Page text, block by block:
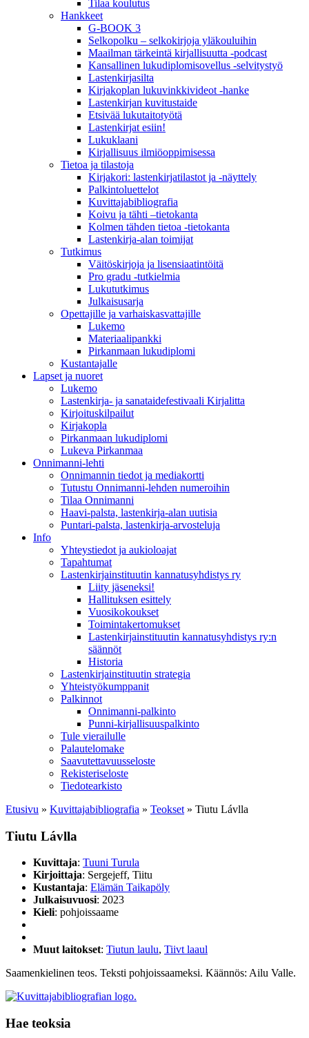
Tilaa koulutus
Hankkeet
G-BOOK 3
Selkopolku – selkokirjoja yläkouluihin
Maailman tärkeintä kirjallisuutta -podcast
Kansallinen lukudiplomisovellus -selvitystyö
Lastenkirjasilta
Kirjakoplan lukuvinkkivideot -hanke
Lastenkirjan kuvitustaide
Etsivää lukutaitotyötä
Lastenkirjat esiin!
Lukuklaani
Kirjallisuus ilmiöoppimisessa
Tietoa ja tilastoja
Kirjakori: lastenkirjatilastot ja -näyttely
Palkintoluettelot
Kuvittaja­bibliografia
Koivu ja tähti –tietokanta
Kolmen tähden tietoa -tietokanta
Lastenkirja-alan toimijat
Tutkimus
Väitöskirjoja ja lisensiaatintöitä
Pro gradu -tutkielmia
Lukututkimus
Julkaisusarja
Opettajille ja varhaiskasvattajille
Lukemo
Materiaalipankki
Pirkanmaan lukudiplomi
Kustantajalle
Lapset ja nuoret
Lukemo
Lastenkirja- ja sanataidefestivaali Kirjalitta
Kirjoituskilpailut
Kirjakopla
Pirkanmaan lukudiplomi
Lukeva Pirkanmaa
Onnimanni-lehti
Onnimannin tiedot ja mediakortti
Tutustu Onnimanni-lehden numeroihin
Tilaa Onnimanni
Haavi-palsta, lastenkirja-alan uutisia
Puntari-palsta, lastenkirja-arvosteluja
Info
Yhteystiedot ja aukioloajat
Tapahtumat
Lastenkirjainstituutin kannatusyhdistys ry
Liity jäseneksi!
Hallituksen esittely
Vuosikokoukset
Toimintakertomukset
Lastenkirjainstituutin kannatusyhdistys ry:n
säännöt
Historia
Lastenkirjainstituutin strategia
Yhteistyökumppanit
Palkinnot
Onnimanni-palkinto
Punni-kirjallisuuspalkinto
Tule vierailulle
Palautelomake
Saavutettavuusseloste
Rekisteriseloste
Tiedotearkisto
Etusivu » Kuvittaja­bibliografia » Teokset » Tiutu Lávlla
Tiutu Lávlla
Kuvittaja: Tuuni Turula
Kirjoittaja: Sergejeff, Tiitu
Kustantaja: Elämän Taikapöly
Julkaisuvuosi: 2023
Kieli: pohjoissaame
Muut laitokset: Tiutun laulu, Tiivt laaul
Saamenkielinen teos. Teksti pohjoissaameksi. Käännös: Ailu Valle.
Hae teoksia